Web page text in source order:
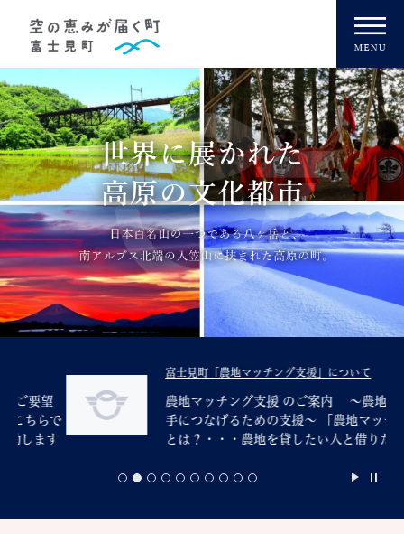
の
先
頭
で
す
。
富士見町「農地マッチング支援」について
農地マッチング支援 のご案内 ～農地を担い
手につなげるための支援～ 「農地マッチング」
とは？・・・農地を貸したい人と借りたい人を
方・借りたい方は・・・ →役場産業課農政